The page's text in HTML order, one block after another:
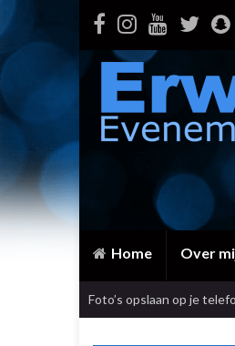
Home Over
Foto’s opslaan op je